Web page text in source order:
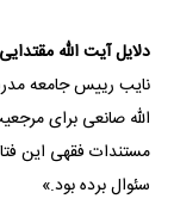
دلایل آیت الله مقتدایی
نایب رییس جامعه
الله صانعی برای
مستندات فقهی این
سئوال برده بود.»